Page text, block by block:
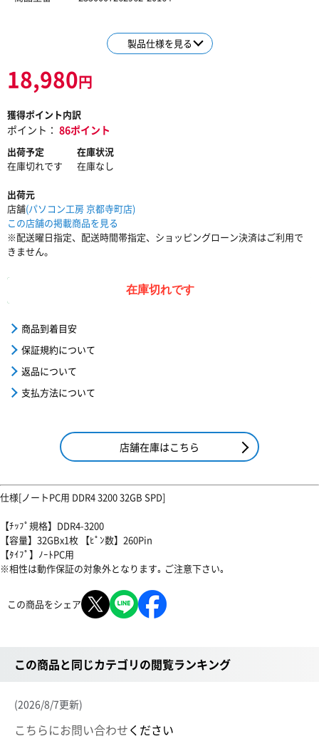
製品仕様を見る
18,980円
獲得ポイント内訳
ポイント： 86ポイント
出荷予定
在庫切れです
在庫状況
在庫なし
出荷元
店舗(パソコン工房 京都寺町店)
この店舗の掲載商品を見る
※配送曜日指定、配送時間帯指定、ショッピングローン決済はご利用で
きません。
在庫切れです
商品到着目安
保証規約について
返品について
支払方法について
店舗在庫はこちら
仕様[ノートPC用 DDR4 3200 32GB SPD]
【ﾁｯﾌﾟ規格】DDR4-3200
【容量】32GBx1枚 【ﾋﾟﾝ数】260Pin
【ﾀｲﾌﾟ】ﾉｰﾄPC用
※相性は動作保証の対象外となります｡ ご注意下さい｡
この商品をシェア
この商品と同じカテゴリの閲覧ランキング
(2026/8/7更新)
こちらにお問い合わせください